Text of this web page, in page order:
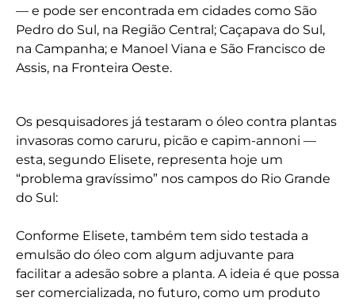
— e pode ser encontrada em cidades como São
Pedro do Sul, na Região Central; Caçapava do Sul,
na Campanha; e Manoel Viana e São Francisco de
Assis, na Fronteira Oeste.
Os pesquisadores já testaram o óleo contra plantas
invasoras como caruru, picão e capim-annoni —
esta, segundo Elisete, representa hoje um
“problema gravíssimo” nos campos do Rio Grande
do Sul:
Conforme Elisete, também tem sido testada a
emulsão do óleo com algum adjuvante para
facilitar a adesão sobre a planta. A ideia é que possa
ser comercializada, no futuro, como um produto